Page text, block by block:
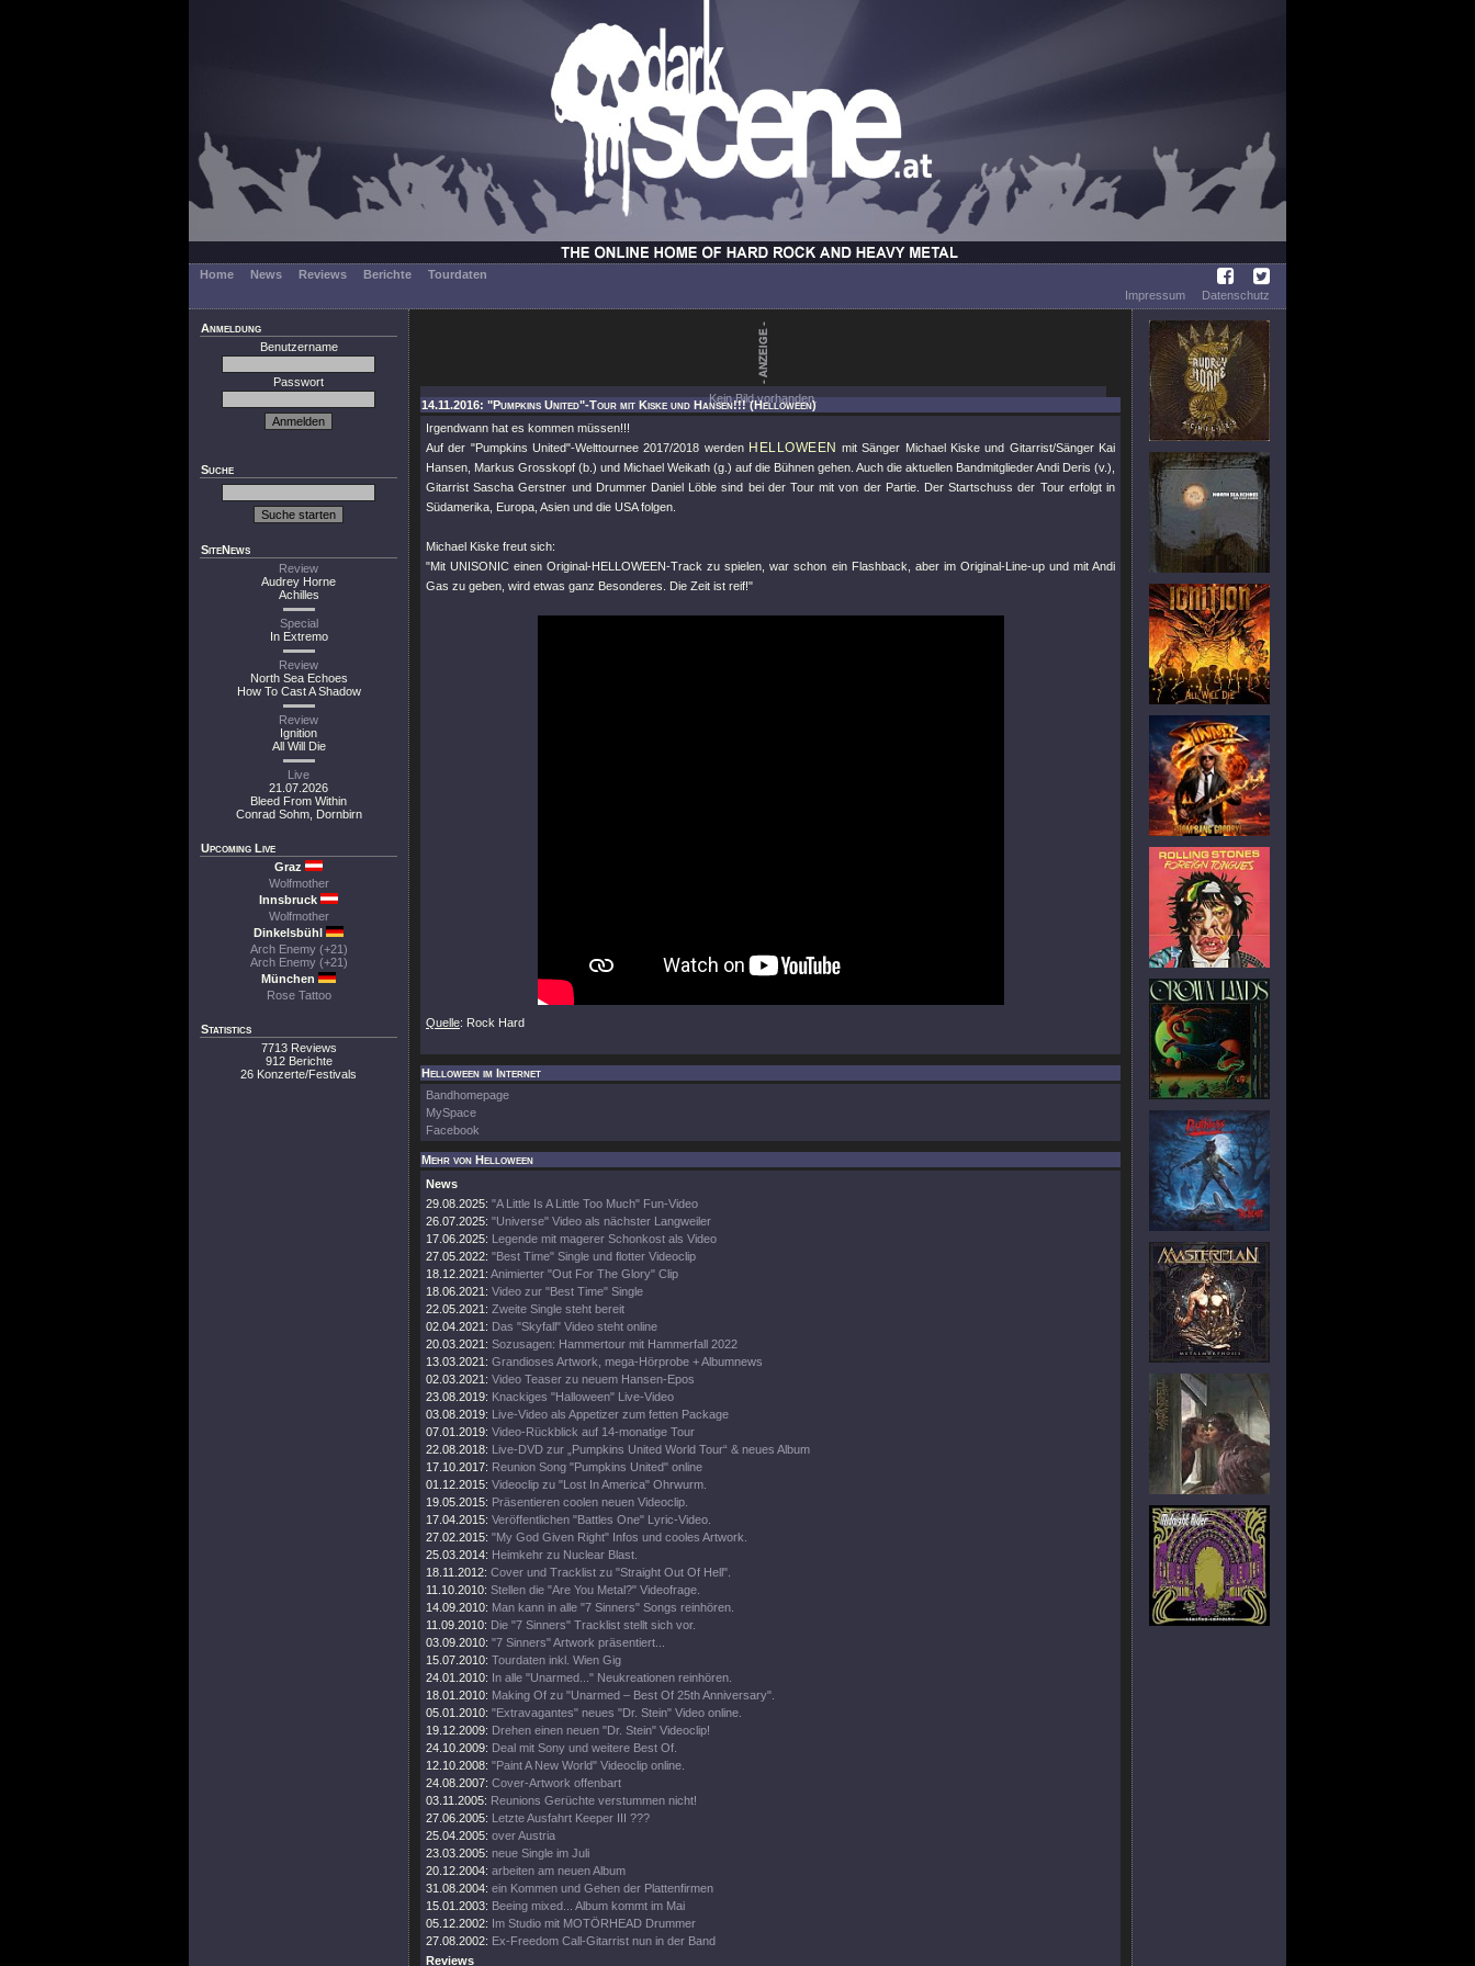
Home News Reviews Berichte
Tourdaten
Impressum
Datenschutz
Anmeldung
Benutzername
Passwort
Suche
SiteNews
Review
Audrey Horne
Achilles
Special
In Extremo
Review
North Sea Echoes
How To Cast A Shadow
Review
Ignition
All Will Die
Live
21.07.2026
Bleed From Within
Conrad Sohm, Dornbirn
Upcoming Live
Graz
Wolfmother
Innsbruck
Wolfmother
Dinkelsbühl
Arch Enemy (+21)
Arch Enemy (+21)
München
Rose Tattoo
Statistics
7713 Reviews
912 Berichte
26 Konzerte/Festivals
Kein Bild vorhanden.
14.11.2016: "Pumpkins United"-Tour mit Kiske und Hansen!!! (Helloween)
Irgendwann hat es kommen müssen!!!
Auf der "Pumpkins United"-Welttournee 2017/2018 werden HELLOWEEN mit Sänger Michael Kiske und Gitarrist/Sänger Kai
Hansen, Markus Grosskopf (b.) und Michael Weikath (g.) auf die Bühnen gehen. Auch die aktuellen Bandmitglieder Andi Deris (v.),
Gitarrist Sascha Gerstner und Drummer Daniel Löble sind bei der Tour mit von der Partie. Der Startschuss der Tour erfolgt in
Südamerika, Europa, Asien und die USA folgen.
Michael Kiske freut sich:
"Mit UNISONIC einen Original-HELLOWEEN-Track zu spielen, war schon ein Flashback, aber im Original-Line-up und mit Andi
Gas zu geben, wird etwas ganz Besonderes. Die Zeit ist reif!"
Quelle: Rock Hard
Helloween im Internet
Bandhomepage
MySpace
Facebook
Mehr von Helloween
News
29.08.2025: "A Little Is A Little Too Much" Fun-Video
26.07.2025: "Universe" Video als nächster Langweiler
17.06.2025: Legende mit magerer Schonkost als Video
27.05.2022: "Best Time" Single und flotter Videoclip
18.12.2021: Animierter "Out For The Glory" Clip
18.06.2021: Video zur "Best Time" Single
22.05.2021: Zweite Single steht bereit
02.04.2021: Das "Skyfall" Video steht online
20.03.2021: Sozusagen: Hammertour mit Hammerfall 2022
13.03.2021: Grandioses Artwork, mega-Hörprobe + Albumnews
02.03.2021: Video Teaser zu neuem Hansen-Epos
23.08.2019: Knackiges "Halloween" Live-Video
03.08.2019: Live-Video als Appetizer zum fetten Package
07.01.2019: Video-Rückblick auf 14-monatige Tour
22.08.2018: Live-DVD zur „Pumpkins United World Tour“ & neues Album
17.10.2017: Reunion Song "Pumpkins United" online
01.12.2015: Videoclip zu "Lost In America" Ohrwurm.
19.05.2015: Präsentieren coolen neuen Videoclip.
17.04.2015: Veröffentlichen "Battles One" Lyric-Video.
27.02.2015: "My God Given Right" Infos und cooles Artwork.
25.03.2014: Heimkehr zu Nuclear Blast.
18.11.2012: Cover und Tracklist zu "Straight Out Of Hell".
11.10.2010: Stellen die "Are You Metal?" Videofrage.
14.09.2010: Man kann in alle "7 Sinners" Songs reinhören.
11.09.2010: Die "7 Sinners" Tracklist stellt sich vor.
03.09.2010: "7 Sinners" Artwork präsentiert...
15.07.2010: Tourdaten inkl. Wien Gig
24.01.2010: In alle "Unarmed..." Neukreationen reinhören.
18.01.2010: Making Of zu "Unarmed – Best Of 25th Anniversary".
05.01.2010: "Extravagantes" neues "Dr. Stein" Video online.
19.12.2009: Drehen einen neuen "Dr. Stein" Videoclip!
24.10.2009: Deal mit Sony und weitere Best Of.
12.10.2008: "Paint A New World" Videoclip online.
24.08.2007: Cover-Artwork offenbart
03.11.2005: Reunions Gerüchte verstummen nicht!
27.06.2005: Letzte Ausfahrt Keeper III ???
25.04.2005: over Austria
23.03.2005: neue Single im Juli
20.12.2004: arbeiten am neuen Album
31.08.2004: ein Kommen und Gehen der Plattenfirmen
15.01.2003: Beeing mixed... Album kommt im Mai
05.12.2002: Im Studio mit MOTÖRHEAD Drummer
27.08.2002: Ex-Freedom Call-Gitarrist nun in der Band
Reviews